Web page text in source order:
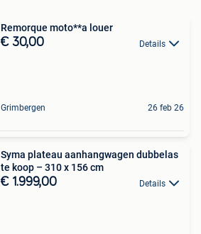
Remorque moto**a louer
€ 30,00 Details
Grimbergen 26 feb 26
Syma plateau aanhangwagen dubbelas
te koop – 310 x 156 cm
€ 1.999,00 Details